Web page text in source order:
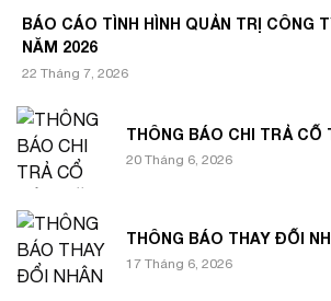
BÁO CÁO TÌNH HÌNH QUẢN TRỊ CÔNG
NĂM 2026
22 Tháng 7, 2026
THÔNG BÁO CHI TRẢ CỔ
20 Tháng 6, 2026
THÔNG BÁO THAY ĐỔI
17 Tháng 6, 2026